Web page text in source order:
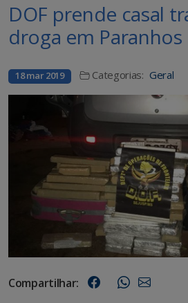
DOF prende casal
droga em Paranhos
18 mar 2019 Categorias: Geral
Compartilhar: